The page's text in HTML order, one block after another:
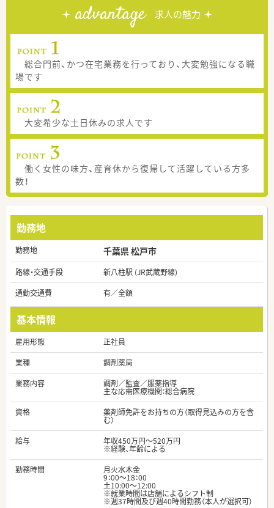
advantage 求人の魅力
総合門前、かつ在宅業務を行っており、大変勉強になる職
場です
大変希少な土日休みの求人です
働く女性の味方、産育休から復帰して活躍している方多
数！
勤務地
勤務地 千葉県 松戸市
路線・交通手段
新八柱駅 (JR武蔵野線)
通勤交通費
有／全額
基本情報
雇用形態
正社員
業種
調剤薬局
業務内容
調剤／監査／服薬指導
主な応需医療機関：総合病院
資格
薬剤師免許をお持ちの方（取得見込みの方を含
む）
給与
年収450万円～520万円
※経験、年齢による
勤務時間
月火水木金
9：00～18：00
土10:00～12:00
※就業時間は店舗によるシフト制
※週37時間及び週40時間勤務（本人が選択可）